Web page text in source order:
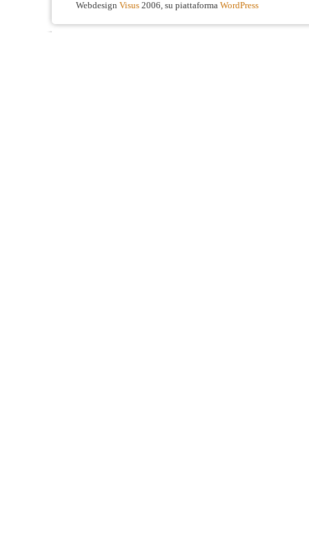
Webdesign Visus 2006, su piattaforma WordPress